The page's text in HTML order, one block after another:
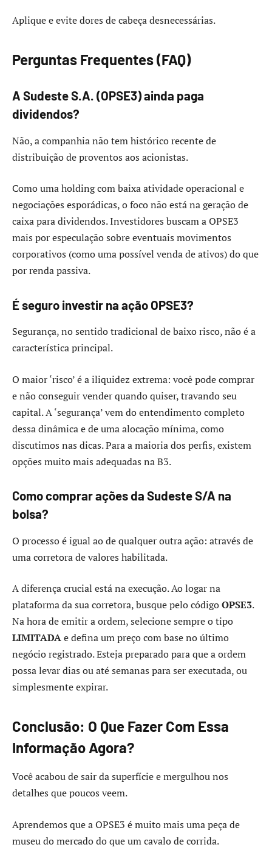
Aplique e evite dores de cabeça desnecessárias.
Perguntas Frequentes (FAQ)
A Sudeste S.A. (OPSE3) ainda paga
dividendos?
Não, a companhia não tem histórico recente de
distribuição de proventos aos acionistas.
Como uma holding com baixa atividade operacional e
negociações esporádicas, o foco não está na geração de
caixa para dividendos. Investidores buscam a OPSE3
mais por especulação sobre eventuais movimentos
corporativos (como uma possível venda de ativos) do que
por renda passiva.
É seguro investir na ação OPSE3?
Segurança, no sentido tradicional de baixo risco, não é a
característica principal.
O maior ‘risco’ é a iliquidez extrema: você pode comprar
e não conseguir vender quando quiser, travando seu
capital. A ‘segurança’ vem do entendimento completo
dessa dinâmica e de uma alocação mínima, como
discutimos nas dicas. Para a maioria dos perfis, existem
opções muito mais adequadas na B3.
Como comprar ações da Sudeste S/A na
bolsa?
O processo é igual ao de qualquer outra ação: através de
uma corretora de valores habilitada.
A diferença crucial está na execução. Ao logar na
plataforma da sua corretora, busque pelo códigoOPSE3.
Na hora de emitir a ordem, selecione sempre o tipo
LIMITADAe defina um preço com base no último
negócio registrado. Esteja preparado para que a ordem
possa levar dias ou até semanas para ser executada, ou
simplesmente expirar.
Conclusão: O Que Fazer Com Essa
Informação Agora?
Você acabou de sair da superfície e mergulhou nos
detalhes que poucos veem.
Aprendemos que a OPSE3 é muito mais uma peça de
museu do mercado do que um cavalo de corrida.